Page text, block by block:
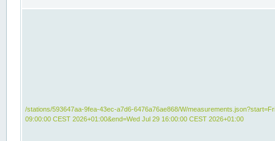
/stations/593647aa-9fea-43ec-a7d6-6476a76ae868/W/
09:00:00 CEST 2026+01:00&end=Wed Jul 29 16:00:00 CEST 2026+01:00